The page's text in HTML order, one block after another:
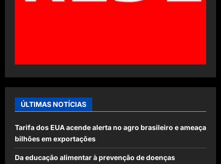
ÚLTIMAS NOTÍCIAS
Tarifa dos EUA acende alerta no agro brasileiro e ameaça
bilhões em exportações
Da educação alimentar à prevenção de doenças